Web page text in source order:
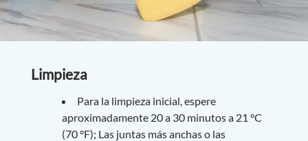
Limpieza
Para la limpieza inicial, espere
aproximadamente 20 a 30 minutos a 21 °C
(70 °F); Las juntas más anchas o las